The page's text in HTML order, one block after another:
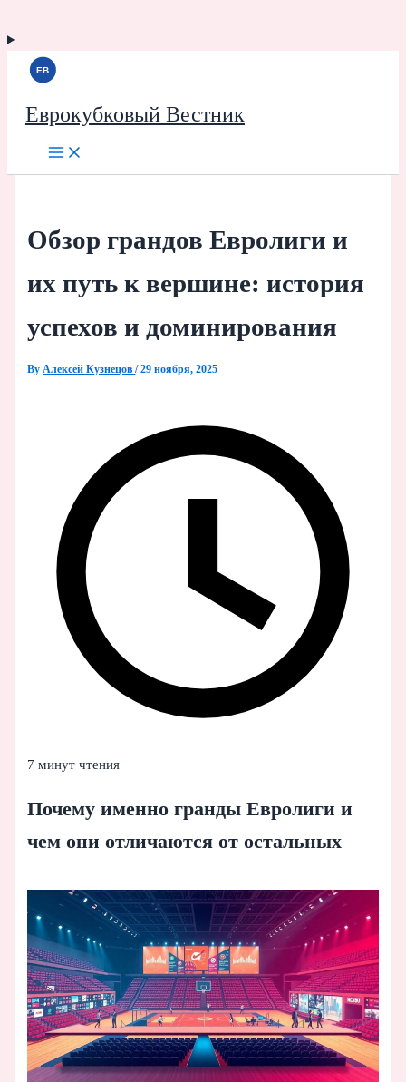
Еврокубковый Вестник
Обзор грандов Евролиги и
их путь к вершине: история
успехов и доминирования
By Алексей Кузнецов/29 ноября, 2025
7 минут чтения
Почему именно гранды Евролиги и
чем они отличаются от остальных